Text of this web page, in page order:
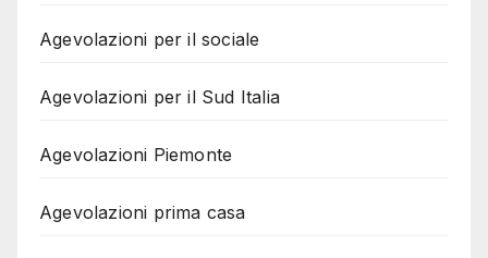
Agevolazioni per il sociale
Agevolazioni per il Sud Italia
Agevolazioni Piemonte
Agevolazioni prima casa